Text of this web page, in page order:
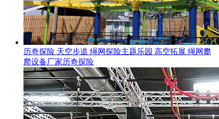
历奇探险 天空步道 绳网探险主题乐园 高空拓展 绳网攀
爬设备厂家历奇探险